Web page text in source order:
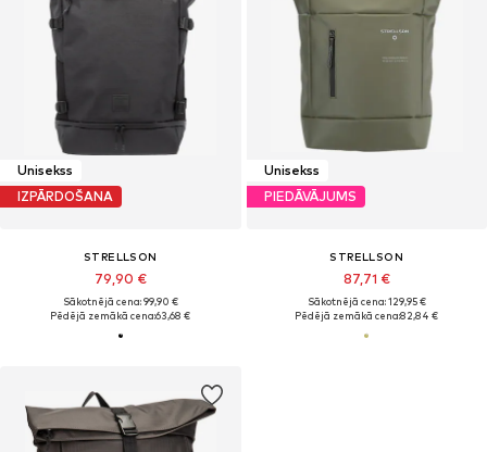
Unisekss
IZPĀRDOŠANA
STRELLSON
79,90 €
Sākotnējā cena: 99,90 €
Pēdējā zemākā cena:63,68 €
Unisekss
PIEDĀVĀJUMS
STRELLSON
87,71 €
Sākotnējā cena: 129,95 €
Pēdējā zemākā cena:82,84 €